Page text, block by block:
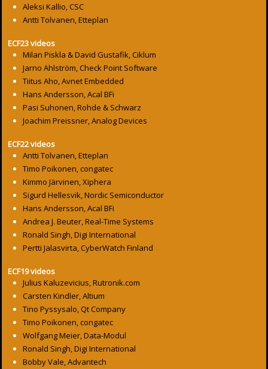
Aleksi Kallio, CSC
Antti Tolvanen, Etteplan
ECF23 videos
Milan Piskla & David Gustafik, Ciklum
Jarno Ahlström, Check Point Software
Tiitus Aho, Avnet Embedded
Hans Andersson, Acal BFi
Pasi Suhonen, Rohde & Schwarz
Joachim Preissner, Analog Devices
ECF22 videos
Antti Tolvanen, Etteplan
Timo Poikonen, congatec
Kimmo Järvinen, Xiphera
Sigurd Hellesvik, Nordic Semiconductor
Hans Andersson, Acal BFi
Andrea J. Beuter, Real-Time Systems
Ronald Singh, Digi International
Pertti Jalasvirta, CyberWatch Finland
ECF19 videos
Julius Kaluzevicius, Rutronik.com
Carsten Kindler, Altium
Tino Pyssysalo, Qt Company
Timo Poikonen, congatec
Wolfgang Meier, Data-Modul
Ronald Singh, Digi International
Bobby Vale, Advantech